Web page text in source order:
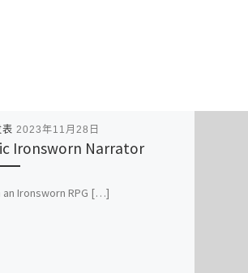
表 2023年11月28日
Ironsworn Narrator
an Ironsworn RPG […]